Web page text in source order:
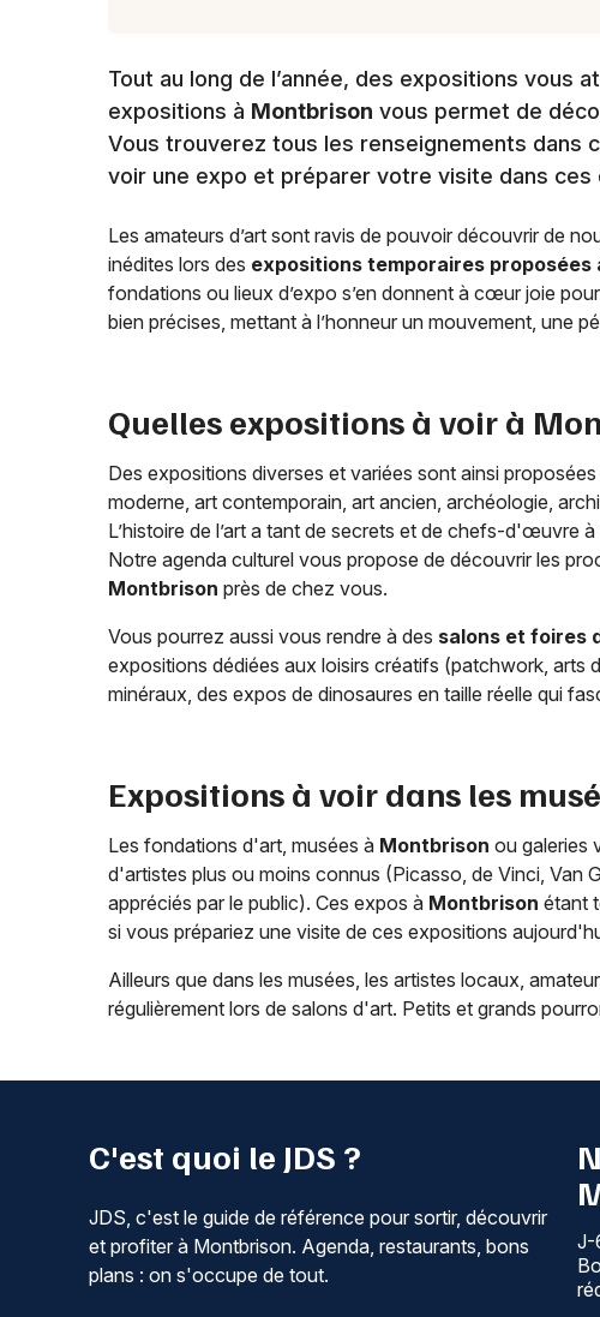
Tout au long de l’année, des expositions vous
expositions à Montbrison vous permet de
Vous trouverez tous les renseignements dans
voir une expo et préparer votre visite dans
Les amateurs d’art sont ravis de pouvoir découvrir de
inédites lors des expositions temporaires proposées
fondations ou lieux d’expo s’en donnent à cœur joie
bien précises, mettant à l’honneur un mouvement, une
Quelles expositions à voir à
Des expositions diverses et variées sont ainsi
moderne, art contemporain, art ancien, archéologie,
L’histoire de l’art a tant de secrets et de chefs-d'œuvre
Notre agenda culturel vous propose de découvrir les
Montbrison près de chez vous.
Vous pourrez aussi vous rendre à des salons et foires
expositions dédiées aux loisirs créatifs (patchwork, arts
minéraux, des expos de dinosaures en taille réelle qui
Expositions à voir dans les
Les fondations d'art, musées à Montbrison ou galeries
d'artistes plus ou moins connus (Picasso, de Vinci, Van
appréciés par le public). Ces expos à Montbrison étant
si vous prépariez une visite de ces expositions
Ailleurs que dans les musées, les artistes locaux,
régulièrement lors de salons d'art. Petits et grands
C'est quoi le JDS ?
JDS, c'est le guide de référence pour sortir, découvrir
et profiter à Montbrison. Agenda, restaurants, bons
plans : on s'occupe de tout.
J-